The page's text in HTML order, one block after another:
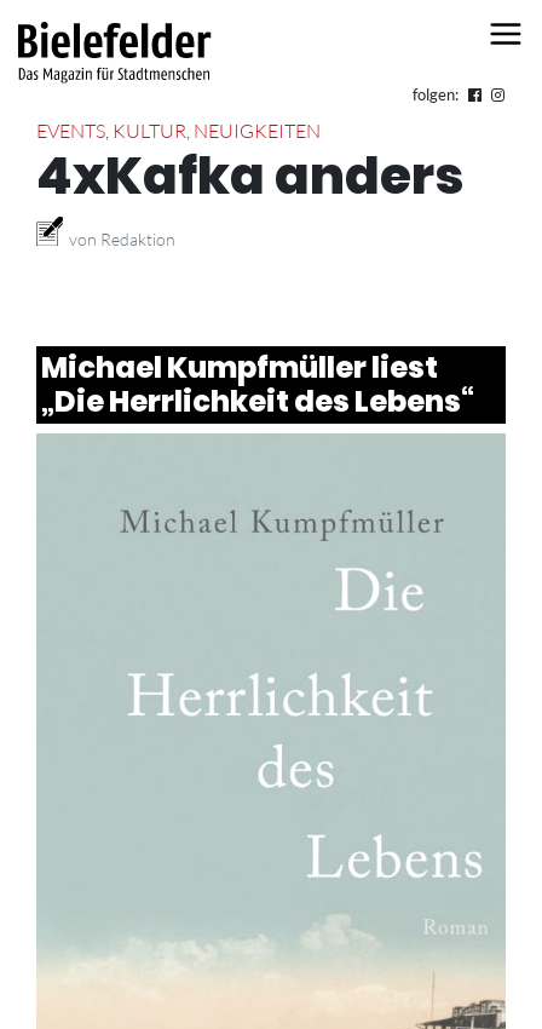
folgen:
EVENTS, KULTUR, NEUIGKEITEN
4xKafka anders
von Redaktion
Michael Kumpfmüller liest
„Die Herrlichkeit des Lebens“